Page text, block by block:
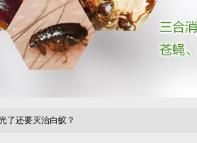
了还要灭治白蚁？